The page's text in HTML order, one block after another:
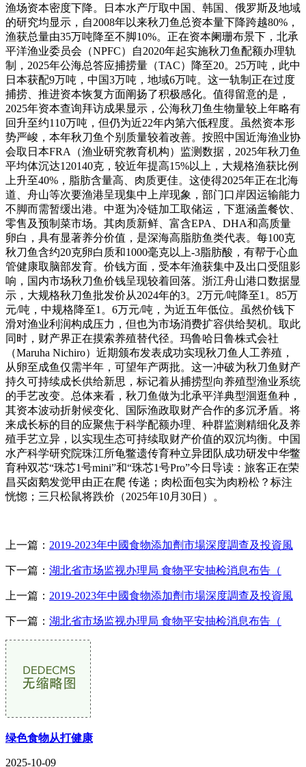
渔场资本密度下降。日本水产厅取中国、韩国、俄罗斯及地域
的研究均显示，自2008年以来秋刀鱼总资本量下降跨越80%，
渔获总量由35万吨降至不脚10%。正在资本阑珊布景下，北承
平洋渔业委员会（NPFC）自2020年起实施秋刀鱼配额办理轨
制，2025年公海总答应捕捞量（TAC）降至20。25万吨，此中
日本获配9万吨，中国3万吨，地域6万吨。这一轨制正在过度
捕捞、推进资本恢复方面阐扬了积极感化。值得留意的是，
2025年资本查询拜访成果显示，公海秋刀鱼生物量较上年略有
回升至约110万吨，但仍为近22年内第六低程度。虽然资本形
势严峻，本年秋刀鱼个别质量较着改善。按照中国近海渔业协
会取日本FRA（渔业研究教育机构）监测数据，2025年秋刀鱼
平均体沉达120140克，较近年提高15%以上，大规格渔获比例
上升至40%，脂肪含量高、肉质更佳。这使得2025年正在北海
道、舟山等次要渔港呈现集中上岸现象，部门口岸因运输能力
不脚而需暂缓出港。中逛为冷链加工取储运，下逛涵盖餐饮、
零售及预制菜市场。其肉质新鲜、富含EPA、DHA和高质量
卵白，具有显著养分价值，是深海高脂肪鱼类代表。每100克
秋刀鱼含约20克卵白质和1000毫克以上-3脂肪酸，有帮于心血
管健康取脑部发育。价钱方面，受本年渔获集中及出口受阻影
响，国内市场秋刀鱼价钱呈现较着回落。浙江舟山港口数据显
示，大规格秋刀鱼批发价从2024年的3。2万元/吨降至1。85万
元/吨，中规格降至1。6万元/吨，为近五年低位。虽然价钱下
滑对渔业利润构成压力，但也为市场消费扩容供给契机。取此
同时，财产界正在摸索养殖替代径。玛鲁哈日鲁株式会社
（Maruha Nichiro）近期颁布发表成功实现秋刀鱼人工养殖，
从卵至成鱼仅需半年，可望年产两批。这一冲破为秋刀鱼财产
持久可持续成长供给新思，标记着从捕捞型向养殖型渔业系统
的手艺改变。总体来看，秋刀鱼做为北承平洋典型洄逛鱼种，
其资本波动折射候变化、国际渔政取财产合作的多沉矛盾。将
来成长标的目的应聚焦于科学配额办理、种群监测精细化及养
殖手艺立异，以实现生态可持续取财产价值的双沉均衡。中国
水产科学研究院珠江所龟鳖遗传育种立异团队成功研发中华鳖
育种双芯“珠芯1号mini”和“珠芯1号Pro”今日导读：旅客正在荣
昌买卤鹅发觉甲由正在爬 传递；肉松面包实为肉粉松？标注
恍惚；三只松鼠将跌价（2025年10月30日）。
上一篇： 2019-2023年中國食物添加劑市場深度調查及投資風
下一篇： 湖北省市场监视办理局 食物平安抽检消息布告（
上一篇： 2019-2023年中國食物添加劑市場深度調查及投資風
下一篇： 湖北省市场监视办理局 食物平安抽检消息布告（
绿色食物从打健康
2025-10-09